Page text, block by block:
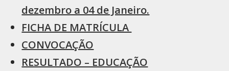
dezembro a 04 de Janeiro.
FICHA DE MATRÍCULA
CONVOCAÇÃO
RESULTADO – EDUCAÇÃO